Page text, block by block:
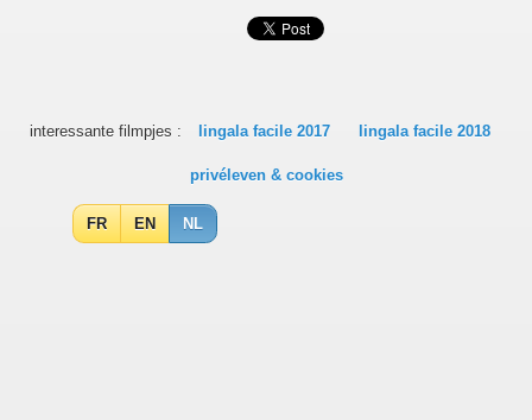
interessante filmpjes : lingala facile 2017 lingala facile 2018
privéleven & cookies
FR EN NL